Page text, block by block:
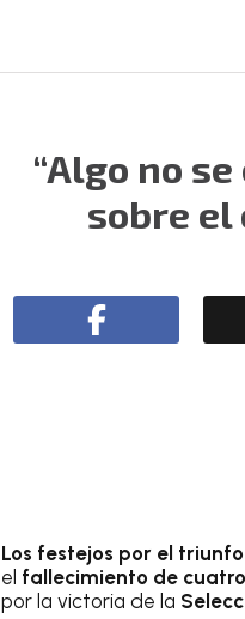
“Algo no
sobre el
Los festejos por el
el fallecimiento de
por la victoria de la